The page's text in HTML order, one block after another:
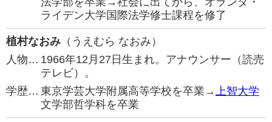
ライデン大学国際法学修士課程を修了
植村なおみ （うえむら なおみ）
人物… 1966年12月27日生まれ。アナウンサー（読売
テレビ）。
学歴… 東京学芸大学附属高等学校を卒業→上智大学
文学部哲学科を卒業